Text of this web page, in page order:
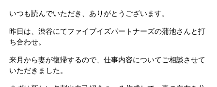
いつも読んでいただき、ありがとうございます。
昨日は、渋谷にてファイブイズパートナーズの蒲池さんと打
ち合わせ。
来月から妻が復帰するので、仕事内容についてご相談させて
いただきました。